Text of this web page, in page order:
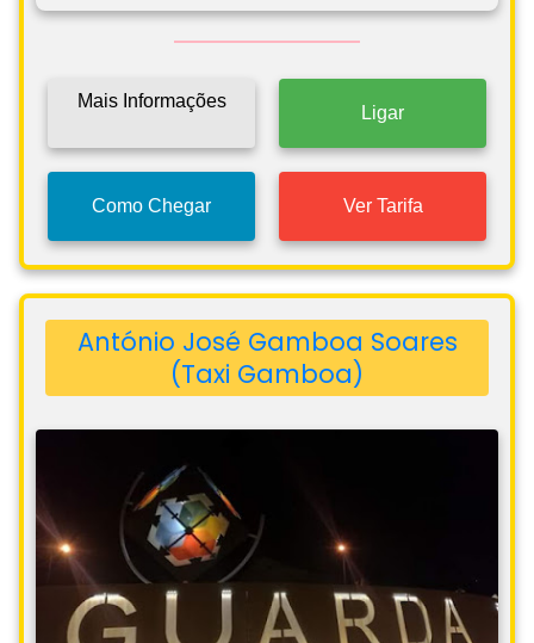
Mais Informações
Ligar
Como Chegar Ver Tarifa
António José Gamboa Soares
(Taxi Gamboa)